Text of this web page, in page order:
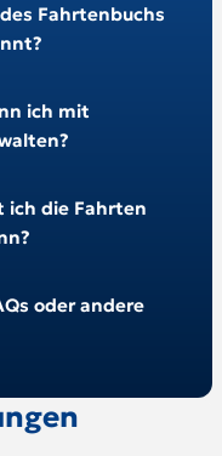
Fahrtenbuchs
ich mit
ich die Fahrten
oder andere